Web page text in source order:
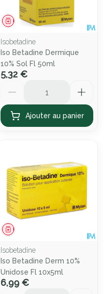
Médicament
Isobetadine
Iso Betadine Dermique
10% Sol Fl 50ml
5,32 €
Ajouter au panier
Médicament
Isobetadine
Iso Betadine Derm 10%
Unidose Fl 10x5ml
6,99 €